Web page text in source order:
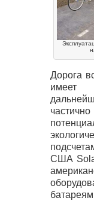
Дорога
имеет
США